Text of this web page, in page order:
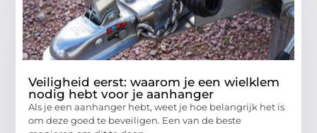
Veiligheid eerst: waarom je een wielklem
nodig hebt voor je aanhanger
Als je een aanhanger hebt, weet je hoe belangrijk het is
om deze goed te beveiligen. Een van de beste